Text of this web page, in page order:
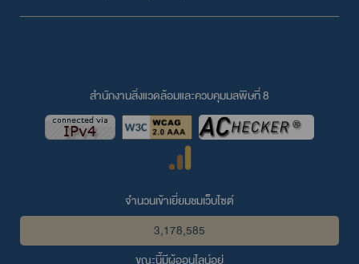
สำนักงานสิ่งแวดล้อมและควบคุมมลพิษที่ 8
จำนวนเข้าเยี่ยมชมเว็บไซต์
3,178,585